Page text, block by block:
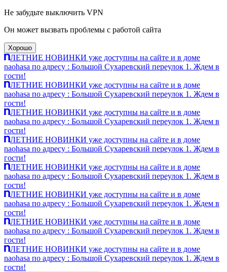
Не забудьте выключить VPN
Он может вызвать проблемы с работой сайта
Хорошо
ЛЕТНИЕ НОВИНКИ уже доступны на сайте и в доме
naohasa по адресу : Большой Сухаревский переулок 1. Ждем в
гости!
ЛЕТНИЕ НОВИНКИ уже доступны на сайте и в доме
naohasa по адресу : Большой Сухаревский переулок 1. Ждем в
гости!
ЛЕТНИЕ НОВИНКИ уже доступны на сайте и в доме
naohasa по адресу : Большой Сухаревский переулок 1. Ждем в
гости!
ЛЕТНИЕ НОВИНКИ уже доступны на сайте и в доме
naohasa по адресу : Большой Сухаревский переулок 1. Ждем в
гости!
ЛЕТНИЕ НОВИНКИ уже доступны на сайте и в доме
naohasa по адресу : Большой Сухаревский переулок 1. Ждем в
гости!
ЛЕТНИЕ НОВИНКИ уже доступны на сайте и в доме
naohasa по адресу : Большой Сухаревский переулок 1. Ждем в
гости!
ЛЕТНИЕ НОВИНКИ уже доступны на сайте и в доме
naohasa по адресу : Большой Сухаревский переулок 1. Ждем в
гости!
ЛЕТНИЕ НОВИНКИ уже доступны на сайте и в доме
naohasa по адресу : Большой Сухаревский переулок 1. Ждем в
гости!